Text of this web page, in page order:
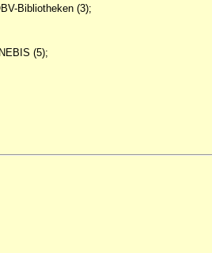
Bibliotheken (3);
(5);